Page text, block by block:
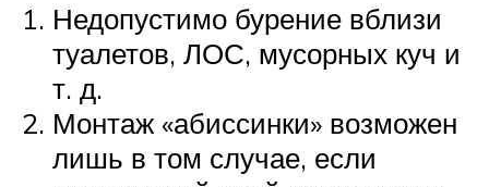
Недопустимо бурение вблизи
туалетов, ЛОС, мусорных куч и
т. д.
Монтаж «абиссинки» возможен
лишь в том случае, если